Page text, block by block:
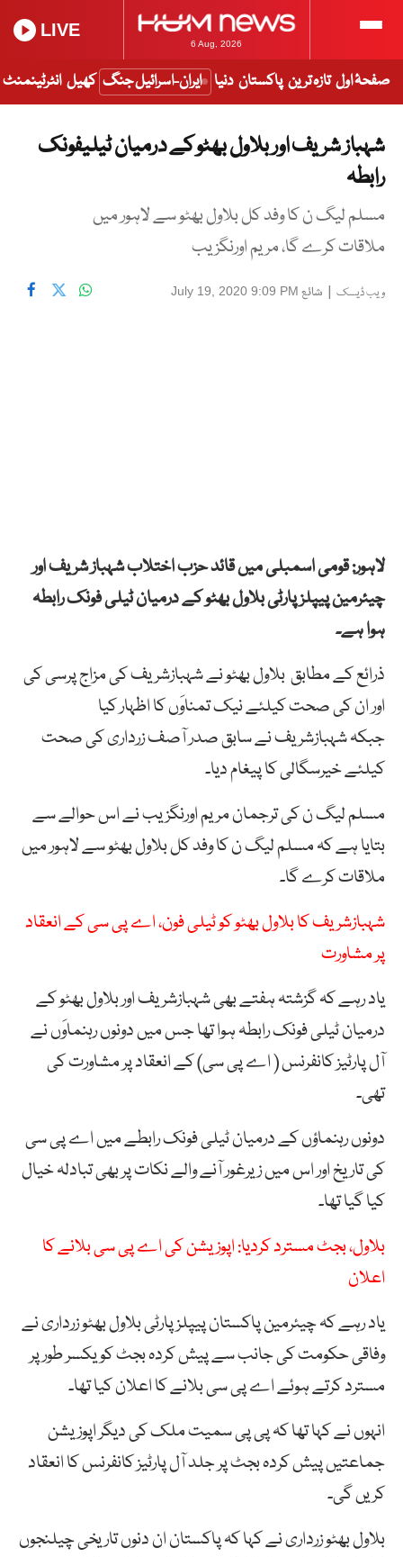
6 Aug, 2026
LIVE
صفحۂ اول تازہ ترین پاکستان دنیا ایران-اسرائیل جنگ کھیل انٹرٹینمنٹ
شہباز شریف اور بلاول بھٹو کے درمیان ٹیلیفونک
رابطہ
مسلم لیگ ن کا وفد کل بلاول بھٹو سے لاہور میں
ملاقات کرے گا، مریم اورنگزیب
ویب ڈیسک | شائع July 19, 2020 9:09 PM
لاہور: قومی اسمبلی میں قائد حزب اختلاب شہباز شریف اور
چیئرمین پیپلز پارٹی بلاول بھٹو کے درمیان ٹیلی فونک رابطہ
ہوا ہے۔
ذرائع کے مطابق بلاول بھٹو نے شہبازشریف کی مزاج پرسی کی
اور ان کی صحت کیلئے نیک تمناوَں کا اظہار کیا
جبکہ شہبازشریف نے سابق صدر آصف زرداری کی صحت
کیلئے خیرسگالی کا پیغام دیا۔
مسلم لیگ ن کی ترجمان مریم اورنگزیب نے اس حوالے سے
بتایا ہے کہ مسلم لیگ ن کا وفد کل بلاول بھٹو سے لاہور میں
ملاقات کرے گا۔
شہبازشریف کا بلاول بھٹو کو ٹیلی فون، اے پی سی کے انعقاد
پر مشاورت
یاد رہے کہ گزشتہ ہفتے بھی شہبازشریف اور بلاول بھٹو کے
درمیان ٹیلی فونک رابطہ ہوا تھا جس میں دونوں رہنماوَں نے
آل پارٹیز کانفرنس ( اے پی سی) کے انعقاد پر مشاورت کی
تھی۔
دونوں رہنماؤں کے درمیان ٹیلی فونک رابطے میں اے پی سی
کی تاریخ اور اس میں زیرغور آنے والے نکات پر بھی تبادلہ خیال
کیا گیا تھا۔
بلاول، بجٹ مسترد کردیا: اپوزیشن کی اے پی سی بلانے کا
اعلان
یاد رہے کہ چیئرمین پاکستان پیپلزپارٹی بلاول بھٹو زرداری نے
وفاقی حکومت کی جانب سے پیش کردہ بجٹ کو یکسر طور پر
مسترد کرتے ہوئے اے پی سی بلانے کا اعلان کیا تھا۔
انہوں نے کہا تھا کہ پی پی سمیت ملک کی دیگر اپوزیشن
جماعتیں پیش کردہ بجٹ پر جلد آل پارٹیز کانفرنس کا انعقاد
کریں گی۔
بلاول بھٹو زرداری نے کہا کہ پاکستان ان دنوں تاریخی چیلنجوں